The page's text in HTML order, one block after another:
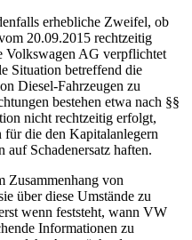
erhebliche Zweifel, ob
20.09.2015 rechtzeitig
Volkswagen AG verpflichtet
Situation betreffend die
Diesel-Fahrzeugen zu
bestehen etwa nach §§
nicht rechtzeitig erfolgt,
die den Kapitalanlegern
auf Schadenersatz haften.
Zusammenhang von
über diese Umstände zu
wenn feststeht, wann VW
Informationen zu